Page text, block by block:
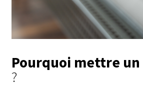
Pourquoi mettre un
?